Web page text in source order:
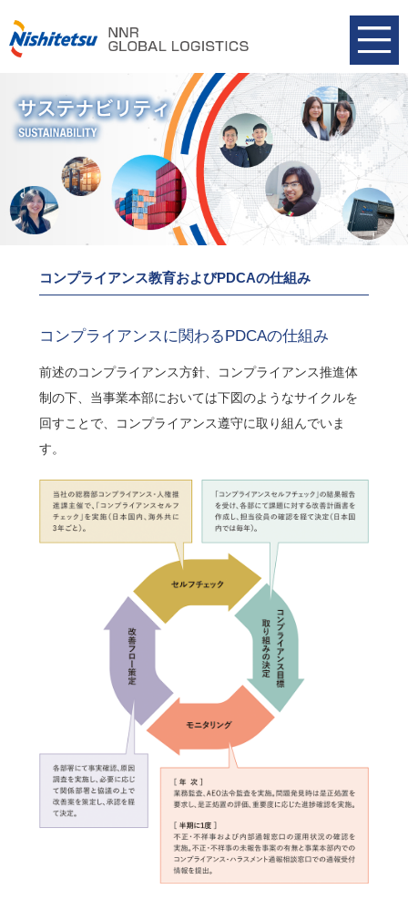
コンプライアンス教育およびPDCAの仕組み
コンプライアンスに関わるPDCAの仕組み
前述のコンプライアンス方針、コンプライアンス推進体
制の下、当事業本部においては下図のようなサイクルを
回すことで、コンプライアンス遵守に取り組んでいま
す。